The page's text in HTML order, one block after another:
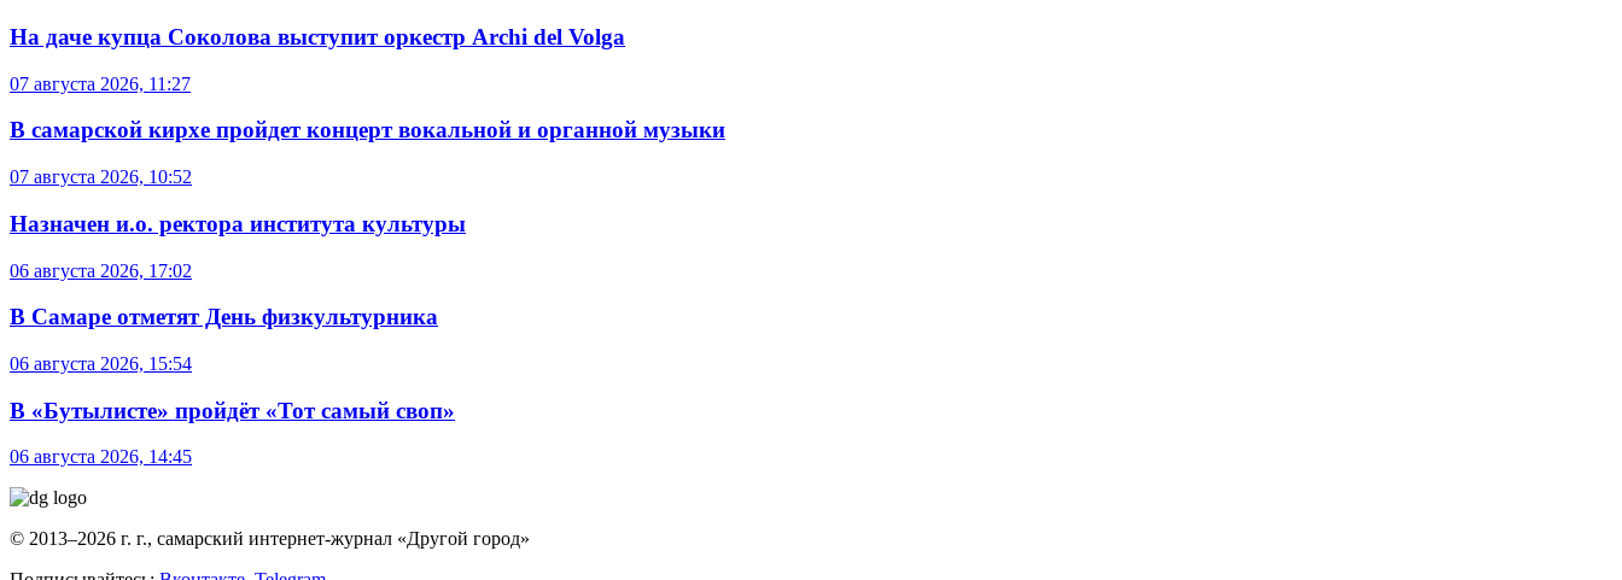
На даче купца Соколова выступит оркестр Archi del Volga
07 августа 2026, 11:27
В самарской кирхе пройдет концерт вокальной и органной музыки
07 августа 2026, 10:52
Назначен и.о. ректора института культуры
06 августа 2026, 17:02
В Самаре отметят День физкультурника
06 августа 2026, 15:54
В «Бутылисте» пройдёт «Тот самый своп»
06 августа 2026, 14:45
© 2013–2026 г. г., самарский интернет-журнал «Другой город»